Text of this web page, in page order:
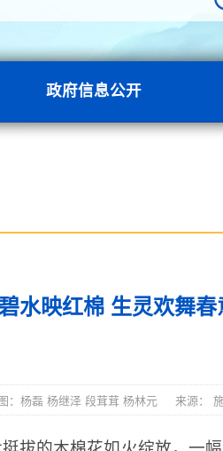
政府信息公开
水映红棉 生灵欢舞春
：杨磊 杨继泽 段茸茸 杨林元 来源：